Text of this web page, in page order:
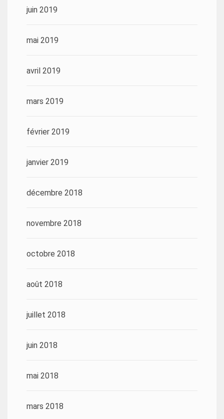
juin 2019
mai 2019
avril 2019
mars 2019
février 2019
janvier 2019
décembre 2018
novembre 2018
octobre 2018
août 2018
juillet 2018
juin 2018
mai 2018
mars 2018